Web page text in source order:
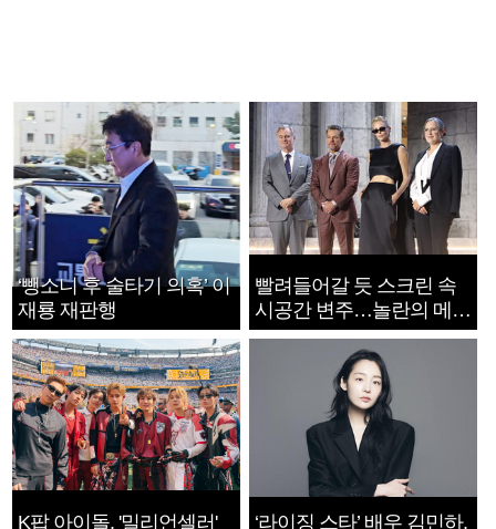
‘뺑소니 후 술타기 의혹’ 이
재룡 재판행
빨려들어갈 듯 스크린 속
시공간 변주…놀란의 메시
지는 ‘전쟁 속죄’
K팝 아이돌, '밀리언셀러' ‘라이징 스타’ 배우 김민하,